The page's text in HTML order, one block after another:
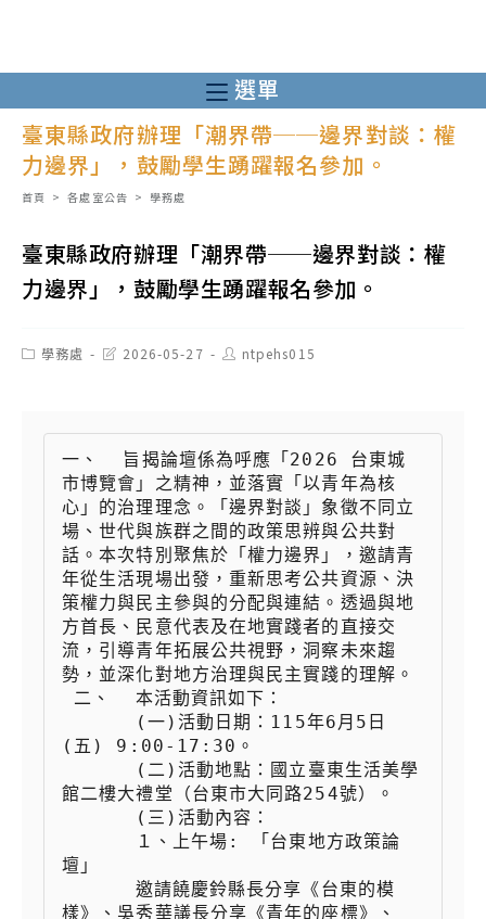
至
主
選單
臺東縣政府辦理「潮界帶──邊界對談：權
力邊界」，鼓勵學生踴躍報名參加。
首頁 > 各處室公告 > 學務處
臺東縣政府辦理「潮界帶──邊界對談：權
力邊界」，鼓勵學生踴躍報名參加。
Post學務處
Post2026-05-27
Post
author:
ntpehs015
一、  旨揭論壇係為呼應「2026 台東城
市博覽會」之精神，並落實「以青年為核
心」的治理理念。「邊界對談」象徵不同立
場、世代與族群之間的政策思辨與公共對
話。本次特別聚焦於「權力邊界」，邀請青
年從生活現場出發，重新思考公共資源、決
策權力與民主參與的分配與連結。透過與地
方首長、民意代表及在地實踐者的直接交
流，引導青年拓展公共視野，洞察未來趨
勢，並深化對地方治理與民主實踐的理解。
(五) 9:00-17:30。
館二樓大禮堂（台東市大同路254號）。
壇」
樣》、吳秀華議長分享《青年的座標》、